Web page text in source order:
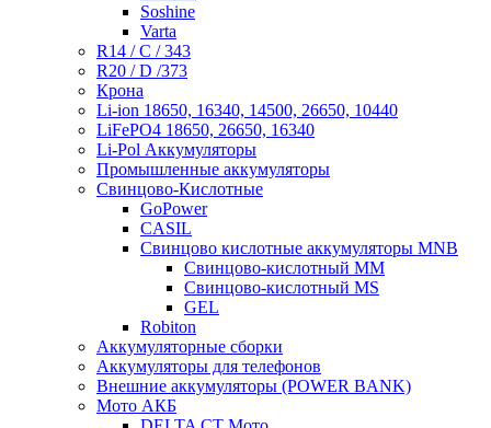
Soshine
Varta
R14 / C / 343
R20 / D /373
Крона
Li-ion 18650, 16340, 14500, 26650, 10440
LiFePO4 18650, 26650, 16340
Li-Pol Аккумуляторы
Промышленные аккумуляторы
Свинцово-Кислотные
GoPower
CASIL
Свинцово кислотные аккумуляторы MNB
Cвинцово-кислотный MM
Cвинцово-кислотный MS
GEL
Robiton
Аккумуляторные сборки
Аккумуляторы для телефонов
Внешние аккумуляторы (POWER BANK)
Мото АКБ